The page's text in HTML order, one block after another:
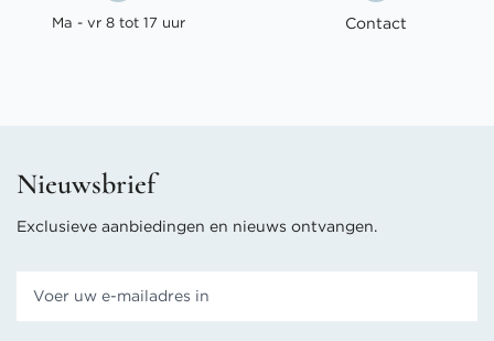
Ma - vr 8 tot 17 uur Contact
Nieuwsbrief
Exclusieve aanbiedingen en nieuws ontvangen.